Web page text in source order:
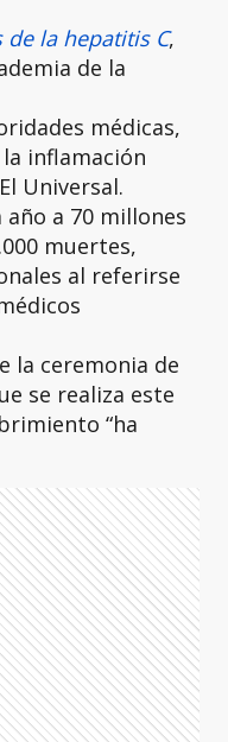
de la hepatitis C,
de la
médicas,
inflamación
Universal.
a 70 millones
muertes,
al referirse
la ceremonia de
se realiza este
“ha